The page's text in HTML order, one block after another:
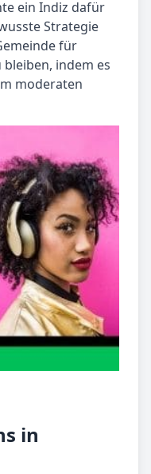
ein Indiz dafür
Strategie
für
indem es
moderaten
in